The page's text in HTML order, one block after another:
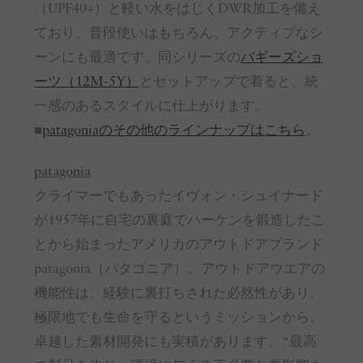
（UPF40+）と軽い水をはじくDWR加工を備え
ており、普段使いはもちろん、アクティブなシ
ーンにも最適です。同シリーズのバギーズショ
ーツ（12M-5Y）
とセットアップで着ると、統
一感のあるスタイルに仕上がります。
■patagoniaのその他のラインナップはこちら 。
patagonia
クライマーでもあったイヴォン・シュイナード
が1957年に自宅の裏庭でハーケンを鍛造したこ
とから始まったアメリカのアウトドアブランド
patagonia（パタゴニア）。アウトドアウエアの
機能性は、経験に裏打ちされた必然性があり、
極限地でも生命を守るというミッションから、
卓越した素材開発にも実積があります。“最高